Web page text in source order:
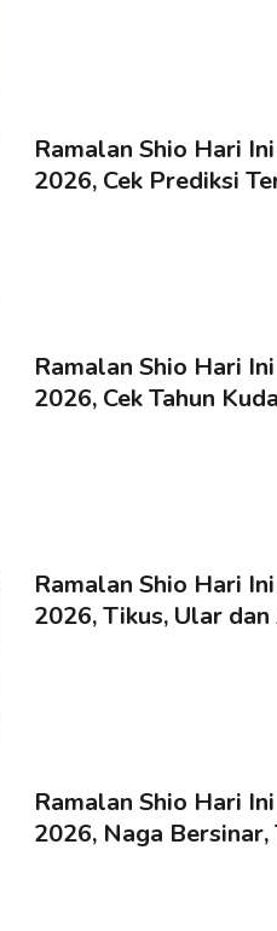
Ramalan Shio Hari
2026, Cek Prediksi
Ramalan Shio Hari
2026, Cek Tahun
Ramalan Shio Hari
2026, Tikus, Ular
Ramalan Shio Hari
2026, Naga